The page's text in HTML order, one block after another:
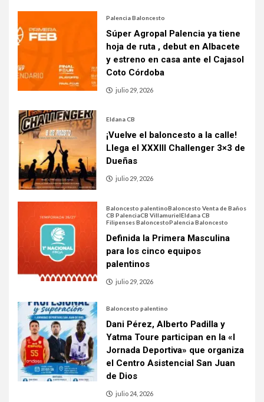
Palencia Baloncesto
Súper Agropal Palencia ya tiene
hoja de ruta , debut en Albacete
y estreno en casa ante el Cajasol
Coto Córdoba
julio 29, 2026
Eldana CB
¡Vuelve el baloncesto a la calle!
Llega el XXXIII Challenger 3×3 de
Dueñas
julio 29, 2026
Baloncesto palentinoBaloncesto Venta de Baños
CB PalenciaCB VillamurielEldana CB
Filipenses BaloncestoPalencia Baloncesto
Definida la Primera Masculina
para los cinco equipos
palentinos
julio 29, 2026
Baloncesto palentino
Dani Pérez, Alberto Padilla y
Yatma Toure participan en la «I
Jornada Deportiva» que organiza
el Centro Asistencial San Juan
de Dios
julio 24, 2026